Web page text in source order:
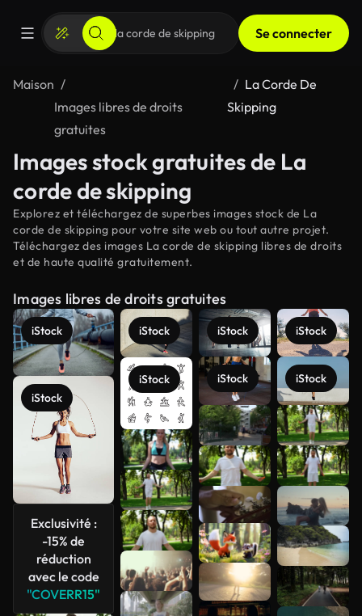
Se connecter
Maison
Images libres de droits
gratuites
La Corde De
Skipping
Images stock gratuites de La
corde de skipping
Explorez et téléchargez de superbes images stock de La
corde de skipping pour votre site web ou tout autre projet.
Téléchargez des images La corde de skipping libres de droits
et de haute qualité gratuitement.
Images libres de droits gratuites
iStock
iStock
Exclusivité :
-15% de
réduction
avec le code
"COVERR15"
iStock
iStock
iStock
iStock
iStock
iStock
Voir plus